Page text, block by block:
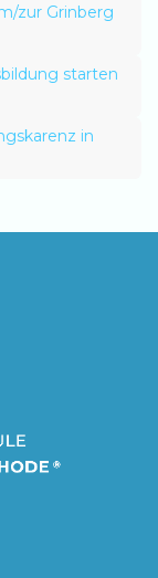
zur Grinberg
starten
in